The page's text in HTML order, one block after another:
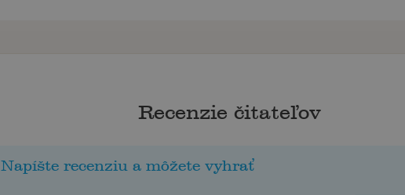
Recenzie čitateľov
Napíšte recenziu a môžete vyhrať